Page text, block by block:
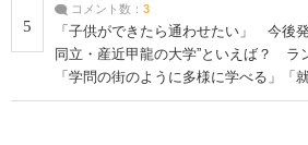
5
コメント数： 3
「子供ができたら通わせたい」 今後
同立・産近甲龍の大学”といえば？ ラ
「学問の街のように多様に学べる」「
| 大学 ねとらぼリサーチ